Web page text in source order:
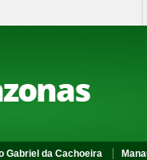
Gabriel da Cachoeira